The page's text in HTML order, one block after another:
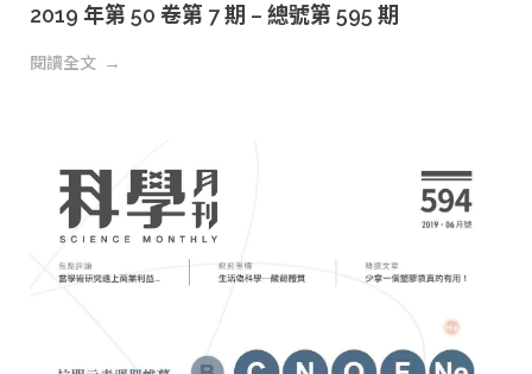
2019 年第 50 卷第 7 期 – 總號第 595 期
閱讀全文